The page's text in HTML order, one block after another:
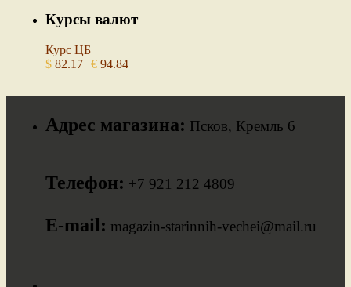
Курсы валют
Курс ЦБ
$ 82.17 € 94.84
Адрес магазина: Псков, Кремль 6
Телефон: +7 921 212 4809
E-mail: magazin-starinnih-vechei@mail.ru